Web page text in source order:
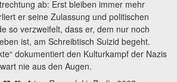
ab: Erst bleiben immer mehr
er seine Zulassung und politischen
so verzweifelt, dass er, dem nur noch
ist, am Schreibtisch Suizid begeht.
dokumentiert den Kulturkampf der Nazis
nie aus den Augen.